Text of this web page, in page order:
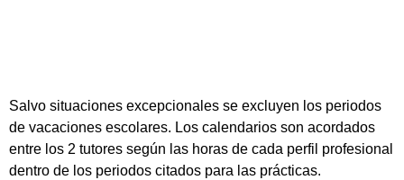
Salvo situaciones excepcionales se excluyen los periodos
de vacaciones escolares. Los calendarios son acordados
entre los 2 tutores según las horas de cada perfil profesional
dentro de los periodos citados para las prácticas.